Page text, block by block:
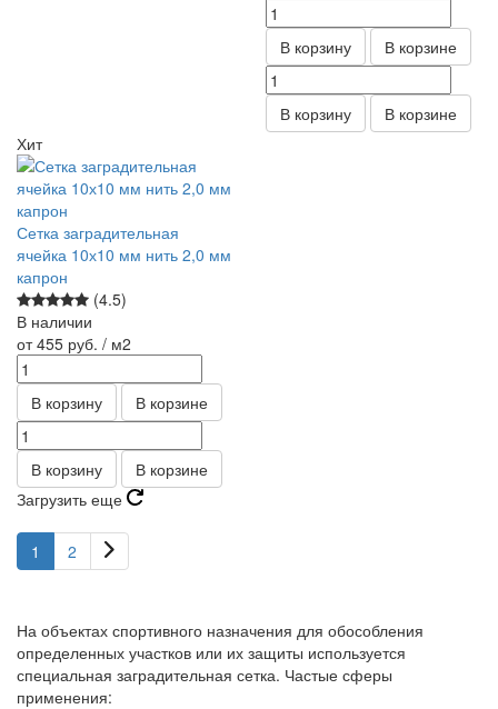
В корзину В корзине
В корзину
В корзине
Хит
Сетка заградительная
ячейка 10х10 мм нить 2,0 мм
капрон
(4.5)
В наличии
от 455 руб. / м2
В корзину В корзине
В корзину
В корзине
Загрузить еще
1 2
На объектах спортивного назначения для обособления
определенных участков или их защиты используется
специальная заградительная сетка. Частые сферы
применения: